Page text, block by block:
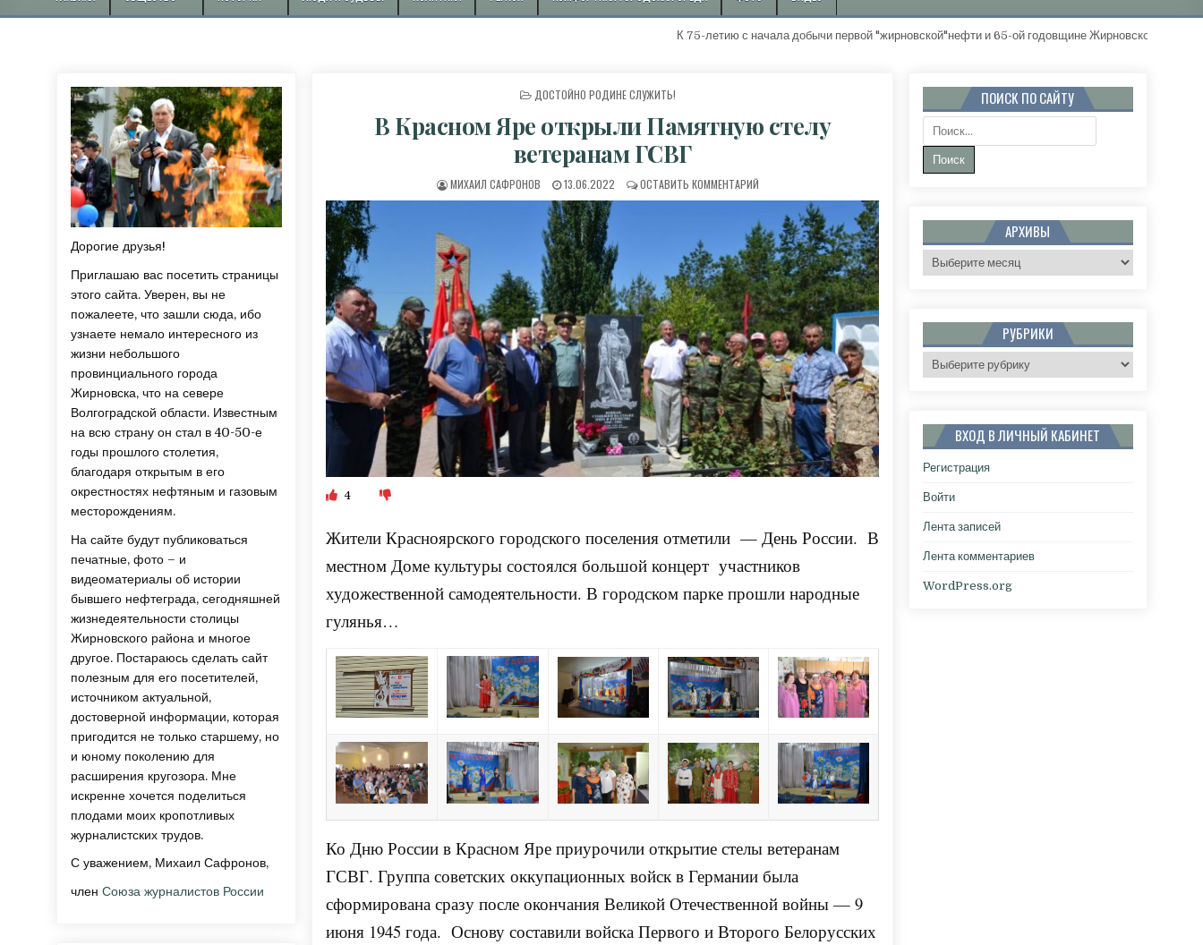
К 75-летию с начала добычи первой "жирновской"нефти и 65-ой годовщине Жирновского
ОПУБЛИКОВАНО В
ДОСТОЙНО РОДИНЕ СЛУЖИТЬ!
В Красном Яре открыли Памятную стелу
ветеранам ГСВГ
АВТОР:
МИХАИЛ САФРОНОВ ДАТА ПУБЛИКАЦИИ:
13.06.2022 ОСТАВИТЬ КОММЕНТАРИЙ
4
Жители Красноярского городского поселения отметили — День России. В
местном Доме культуры состоялся большой концерт участников
художественной самодеятельности. В городском парке прошли народные
гулянья…
Ко Дню России в Красном Яре приурочили открытие стелы ветеранам
ГСВГ. Группа советских оккупационных войск в Германии была
сформирована сразу после окончания Великой Отечественной войны — 9
июня 1945 года. Основу составили войска Первого и Второго Белорусских
Дорогие друзья!
Приглашаю вас посетить страницы
этого сайта. Уверен, вы не
пожалеете, что зашли сюда, ибо
узнаете немало интересного из
жизни небольшого
провинциального города
Жирновска, что на севере
Волгоградской области. Известным
на всю страну он стал в 40-50-е
годы прошлого столетия,
благодаря открытым в его
окрестностях нефтяным и газовым
месторождениям.
На сайте будут публиковаться
печатные, фото – и
видеоматериалы об истории
бывшего нефтеграда, сегодняшней
жизнедеятельности столицы
Жирновского района и многое
другое. Постараюсь сделать сайт
полезным для его посетителей,
источником актуальной,
достоверной информации, которая
пригодится не только старшему, но
и юному поколению для
расширения кругозора. Мне
искренне хочется поделиться
плодами моих кропотливых
журналистских трудов.
С уважением, Михаил Сафронов,
членСоюза журналистов России
ПОИСК ПО САЙТУ
Поиск:
АРХИВЫ
Архивы
РУБРИКИ
Рубрики
ВХОД В ЛИЧНЫЙ КАБИНЕТ
Регистрация
Войти
Лента записей
Лента комментариев
WordPress.org